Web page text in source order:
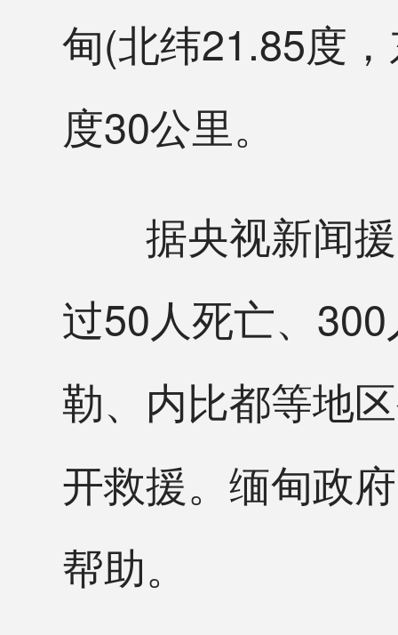
甸(北纬21.85度
度30公里。
据央视新闻援
过50人死亡、
勒、内比都等地
开救援。缅甸政
帮助。